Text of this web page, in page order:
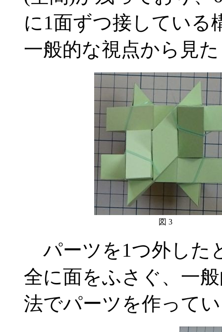
に1面ずつ接している
一般的な視点から見
図 3
パーツを1つ外した
全に面をふさぐ、一
法でパーツを作って